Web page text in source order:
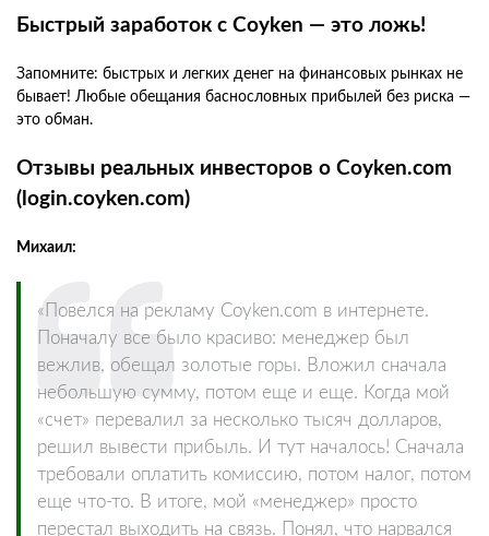
Быстрый заработок с Coyken — это ложь!
Запомните: быстрых и легких денег на финансовых рынках не
бывает! Любые обещания баснословных прибылей без риска —
это обман.
Отзывы реальных инвесторов о Coyken.com
(login.coyken.com)
Михаил:
«Повелся на рекламу Coyken.com в интернете.
Поначалу все было красиво: менеджер был
вежлив, обещал золотые горы. Вложил сначала
небольшую сумму, потом еще и еще. Когда мой
«счет» перевалил за несколько тысяч долларов,
решил вывести прибыль. И тут началось! Сначала
требовали оплатить комиссию, потом налог, потом
еще что-то. В итоге, мой «менеджер» просто
перестал выходить на связь. Понял, что нарвался